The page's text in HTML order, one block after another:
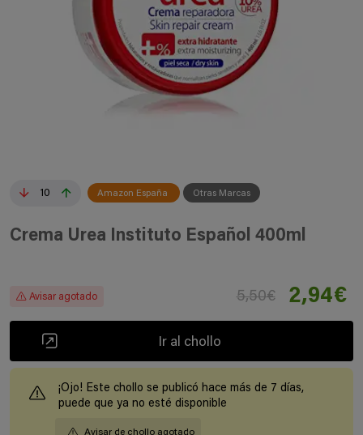
10 Amazon España Otras Marcas
Crema Urea Instituto Español 400ml
Avisar agotado 5,50€ 2,94€
Ir al chollo
¡Ojo! Este chollo se publicó hace más de 7 días,
puede que ya no esté disponible
Avisar de chollo agotado